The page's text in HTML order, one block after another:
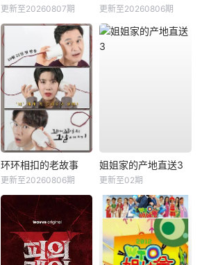
更新至20260807期 更新至20260806期
环环相扣的老故事
更新至20260806期
姐姐家的产地直送3
更新至02期